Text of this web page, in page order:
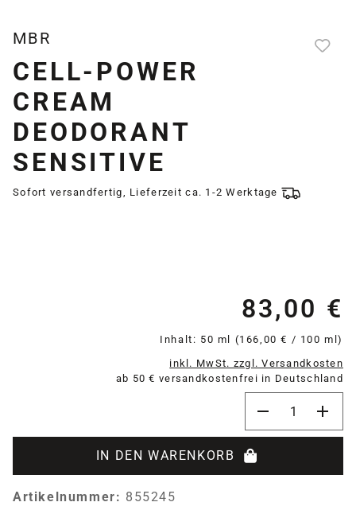
MBR
CELL-POWER
CREAM
DEODORANT
SENSITIVE
Sofort versandfertig, Lieferzeit ca. 1-2 Werktage
83,00 €
Inhalt: 50 ml (166,00 € / 100 ml)
inkl. MwSt. zzgl. Versandkosten
ab 50 € versandkostenfrei in Deutschland
IN DEN WARENKORB
Artikelnummer: 855245